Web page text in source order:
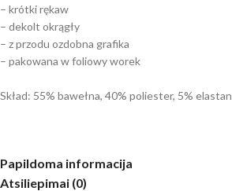
– krótki rękaw
– dekolt okrągły
– z przodu ozdobna grafika
– pakowana w foliowy worek
Skład: 55% bawełna, 40% poliester, 5% elastan
Papildoma informacija
Atsiliepimai (0)